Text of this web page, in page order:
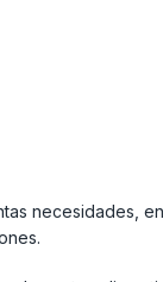
necesidades,